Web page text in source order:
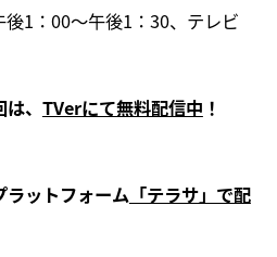
1：00～午後1：30、テレビ
、 TVerにて無料配信中 ！
ットフォーム「テラサ」で配